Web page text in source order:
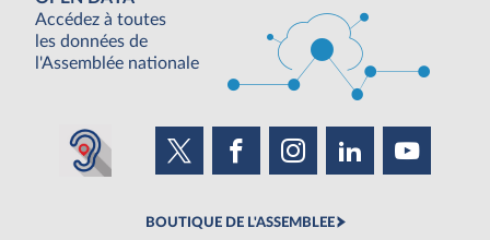
Accédez à toutes
les données de
l'Assemblée nationale
BOUTIQUE DE L'ASSEMBLEE